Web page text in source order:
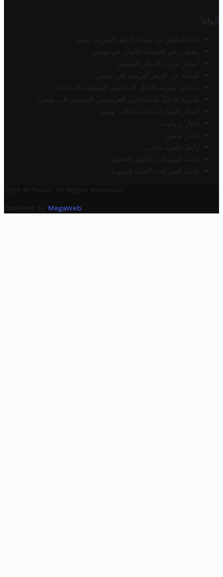
أدواتنا
أداة التحقق من صحة الرقم الضريبي تونس
محول رقم الحساب الآيبان في تونس
أسعار صرف الدينار التونسي
البحث عن الرمز البريدي في تونس
محاكي ضريبة الدخل الشخصي للموظف/المتقاعد
ضريبة الدخل للمتقاعدين الفرنسيين المقيمين في تونس
أسعار السيارات الجديدة في تونس
أخبار تروفيت
أخبار تونس
رابط خلفي مجاني
قائمة الشركات الأهلية المحلية
قائمة الشركات الأهلية الجهوية
2025 © Trovit. All Rights Reserved.
Powered By MegaWeb